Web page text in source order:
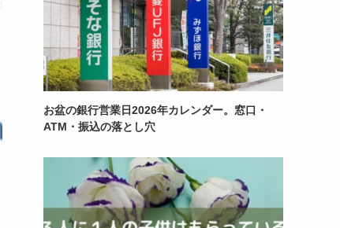
お盆の銀行営業日2026年カレンダー。窓口・
ATM・振込の落とし穴